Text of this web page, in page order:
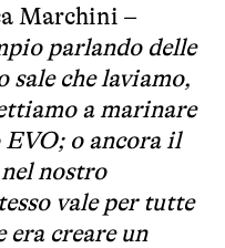
Marchini –
parlando delle
sale che laviamo,
a marinare
EVO; o ancora il
nostro
vale per tutte
era creare un